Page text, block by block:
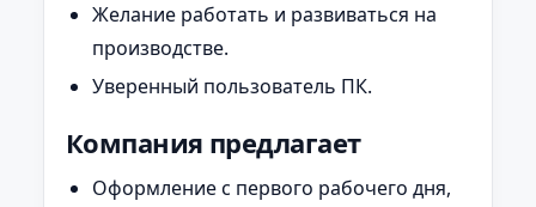
Желание работать и развиваться на
производстве.
Уверенный пользователь ПК.
Компания предлагает
Оформление с первого рабочего дня,